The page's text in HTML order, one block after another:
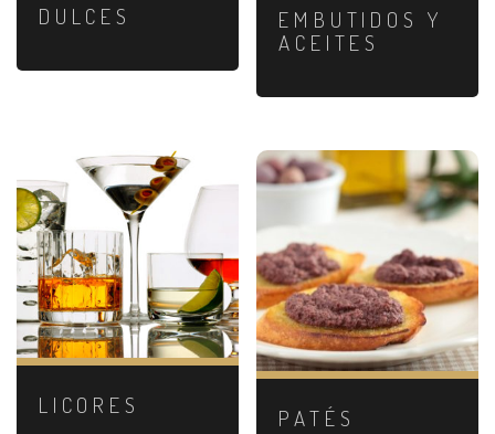
DULCES
EMBUTIDOS Y
ACEITES
LICORES PATÉS